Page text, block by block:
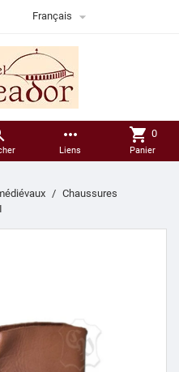
Français 
more_horiz
Liens
shopping_cart 0
Panier
Chaussures